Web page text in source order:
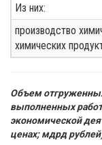
Из них:
производство
химических
Объем
выполненных
экономической
ценах; мдрд